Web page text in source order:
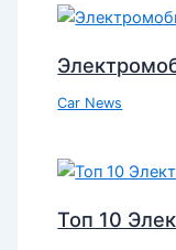
Car News
Топ 10